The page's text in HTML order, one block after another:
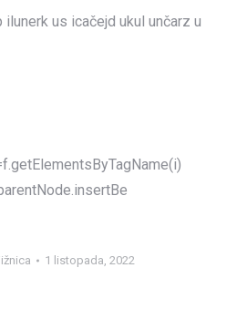
ilunerk us icačejd ukul unčarz u
1 listopada, 2022